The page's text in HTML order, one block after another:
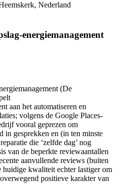
Nederland
energiemanagement
(De
aan het automatiseren en
volgens de Google Places-
vooral geprezen om
in gesprekken en (in ten minste
die ‘zelfde dag’ nog
van de beperkte reviewaantallen
aanvullende reviews (buiten
kwaliteit echter lastiger om
positieve karakter van